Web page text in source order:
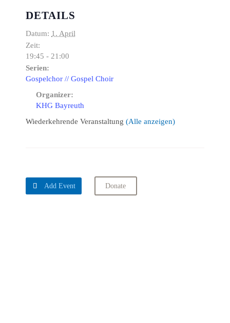
DETAILS
Datum: 1. April
Zeit:
19:45 - 21:00
Serien:
Gospelchor // Gospel Choir
Organizer:
KHG Bayreuth
Wiederkehrende Veranstaltung (Alle anzeigen)
 Add Event Donate